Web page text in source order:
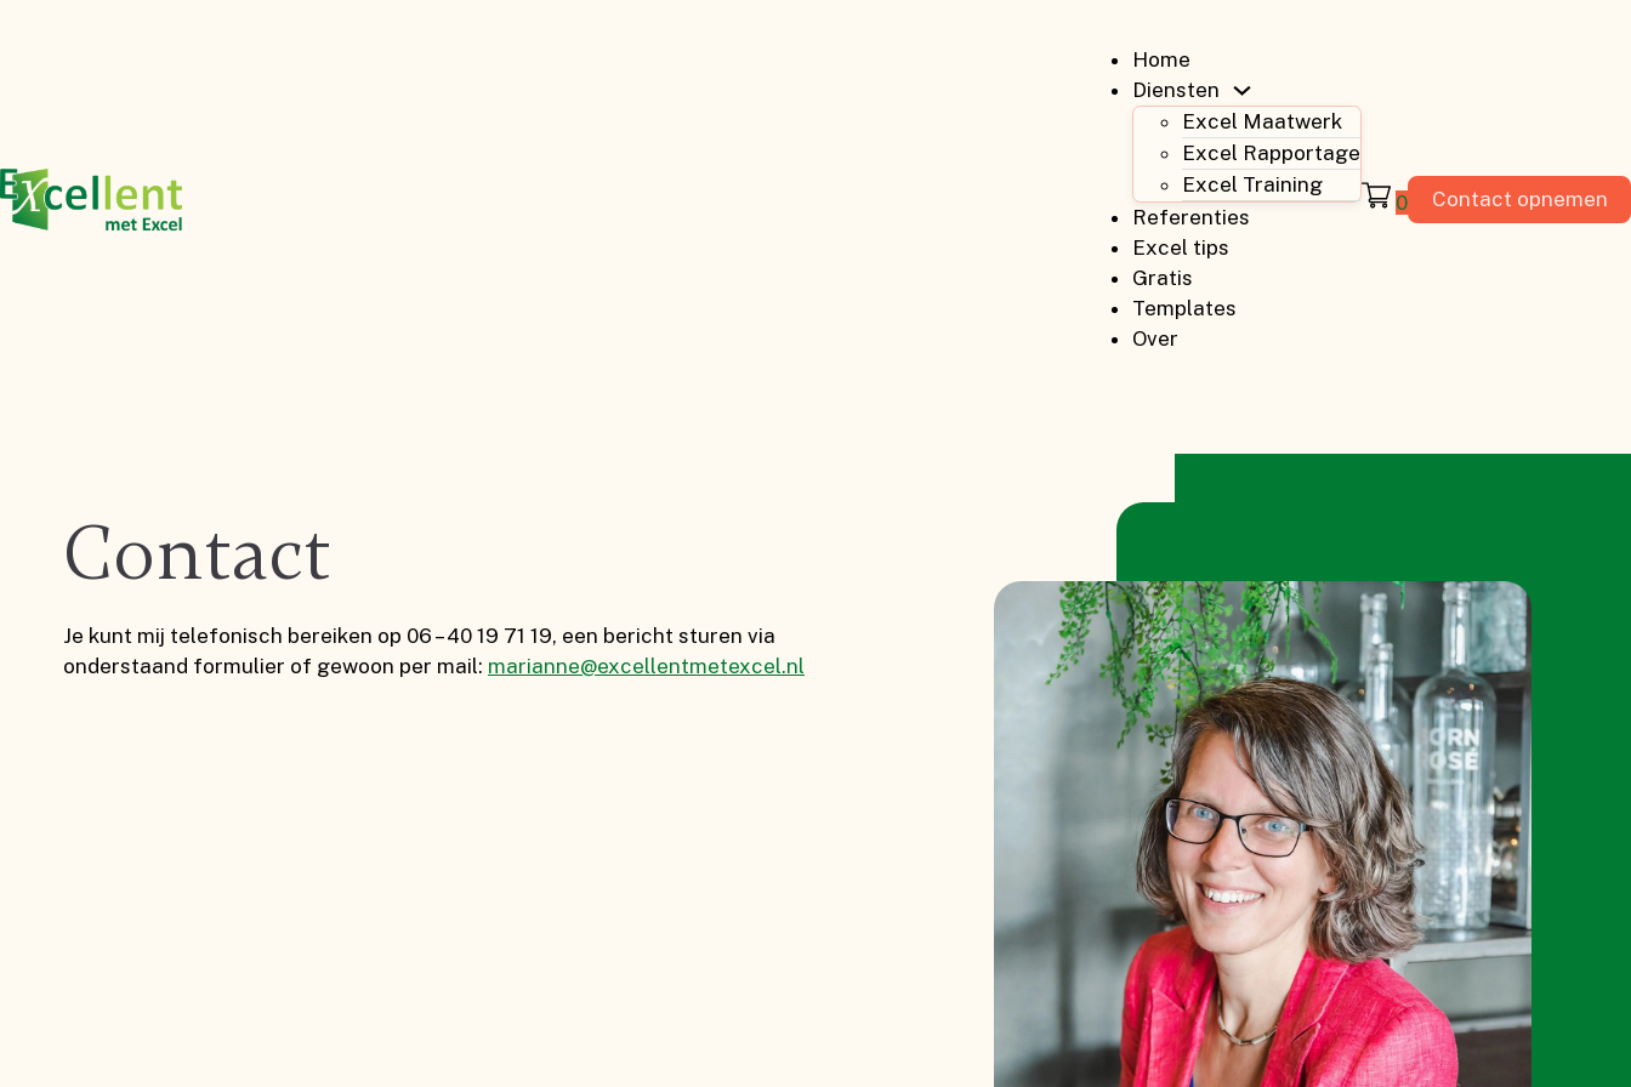
Home
Diensten
Excel Maatwerk
Excel Rapportage
Excel Training
Referenties
Excel tips
Gratis
Templates
Over
0 Contact opnemen
Contact
Je kunt mij telefonisch bereiken op 06 – 40 19 71 19, een bericht sturen via
onderstaand formulier of gewoon per mail: marianne@excellentmetexcel.nl